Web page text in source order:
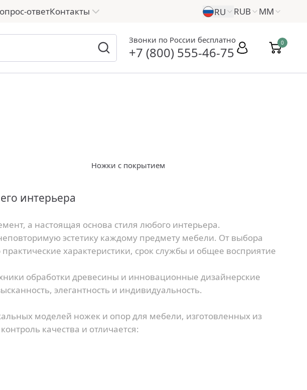
ответКонтакты RU RUB ММ
Звонки по России бесплатно
+7 (800) 555-46-75
0
Ножки с покрытием
интерьера
а настоящая основа стиля любого интерьера.
эстетику каждому предмету мебели. От выбора
характеристики, срок службы и общее восприятие
обработки древесины и инновационные дизайнерские
элегантность и индивидуальность.
моделей ножек и опор для мебели, изготовленных из
качества и отличается: